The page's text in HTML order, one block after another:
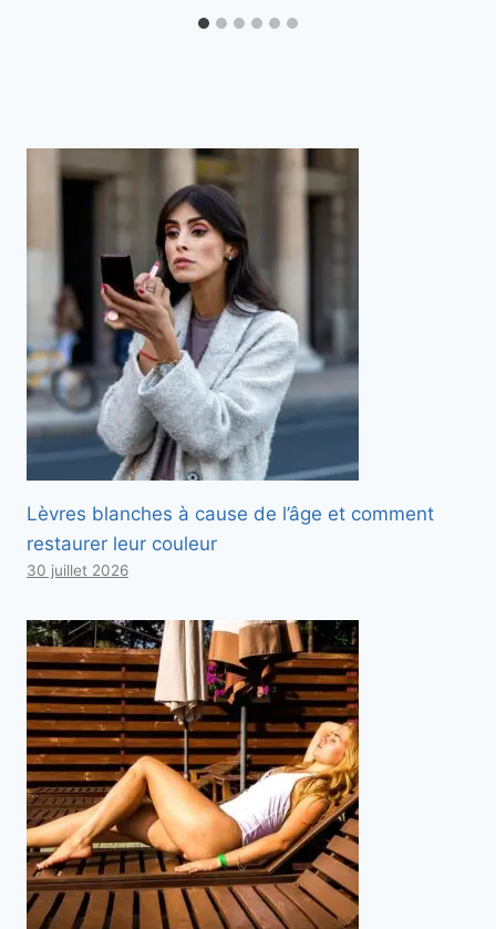
Lèvres blanches à cause de l’âge et comment
restaurer leur couleur
30 juillet 2026